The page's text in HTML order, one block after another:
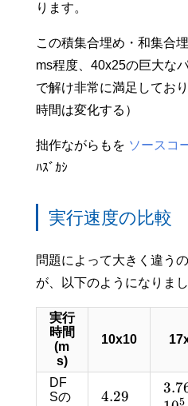
ります。
この積集合埋め・和集合
ms程度、40x25の巨大な
で解け非常に満足してお
時間は変化する）
拙作ながらもを ソースコ
ﾊｽﾞｶｼ
実行速度の比較
問題によって大きく違う
が、以下のようになりまし
実行
時間
(m
s)
10x10
DF
Sの
4.29 3.7
5